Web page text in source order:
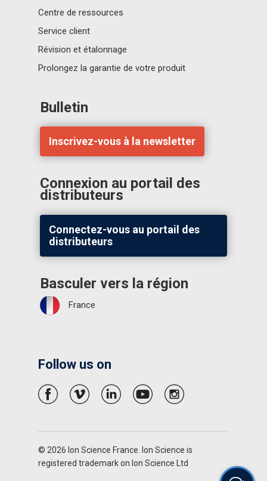
Centre de ressources
Service client
Révision et étalonnage
Prolongez la garantie de votre produit
Bulletin
Inscrivez-vous à la newsletter
Connexion au portail des
distributeurs
Connectez-vous au portail des
distributeurs
Basculer vers la région
France
Follow us on
© 2026 Ion Science France. Ion Science is
registered trademark on Ion Science Ltd